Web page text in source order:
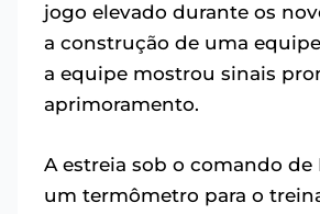
jogo elevado durante os
a construção de uma
a equipe mostrou sinais
aprimoramento.
A estreia sob o comando
um termômetro para o